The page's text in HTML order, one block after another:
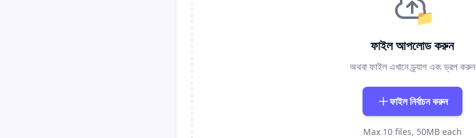
📁
ফাইল আপলোড করুন
অথবা ফাইল এখানে ড্র্যাগ এবং ড্রপ করুন
ফাইল নির্বাচন করুন
Max 10 files, 50MB each